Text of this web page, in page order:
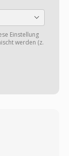
Einstellung
werden (z.